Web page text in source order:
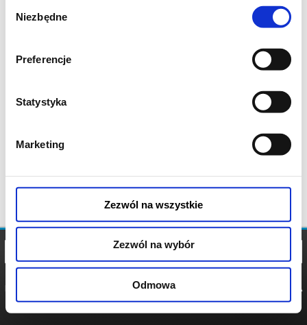
zgody
Niezbędne
Preferencje
Statystyka
Marketing
Zezwól na wszystkie
Zezwól na wybór
Odmowa
POLITYKA
POLITYKA